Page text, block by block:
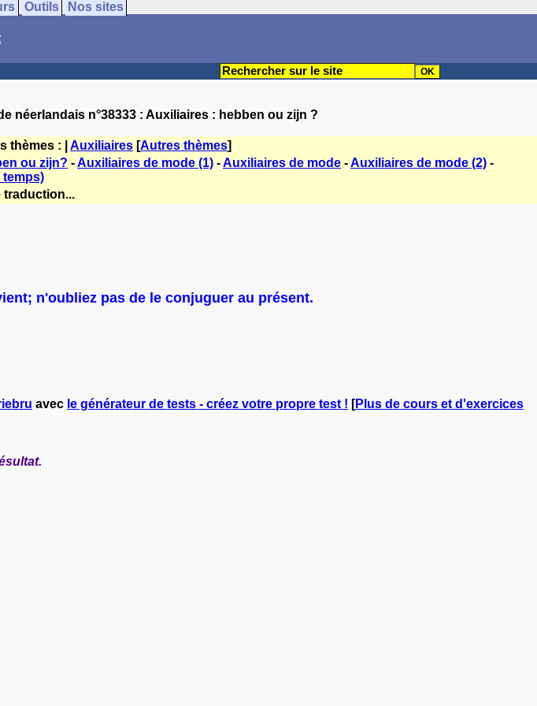
Outils Nos sites
néerlandais n°38333 : Auxiliaires : hebben ou zijn ?
thèmes : | Auxiliaires [Autres thèmes]
ou zijn? -Auxiliaires de mode (1) -Auxiliaires de mode -Auxiliaires de mode (2) -
temps)
traduction...
n'oubliez pas de le conjuguer au présent.
avec le générateur de tests - créez votre propre test ! [Plus de cours et d'exercices